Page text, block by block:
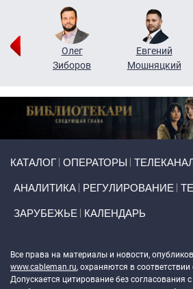
Олег
Зиборов
Евгений
Мошняцкий
КАТАЛОГ ОПЕРАТОРЫ
АНАЛИТИКА РЕГУЛИРОВАНИЕ
ЗАРУБЕЖЬЕ КАЛЕНДАРЬ
Все права на материалы и новости,
www.cableman.ru, охраняются в
Допускается цитирование без согласования